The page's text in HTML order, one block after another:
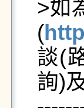
>如
(
談(
詢)